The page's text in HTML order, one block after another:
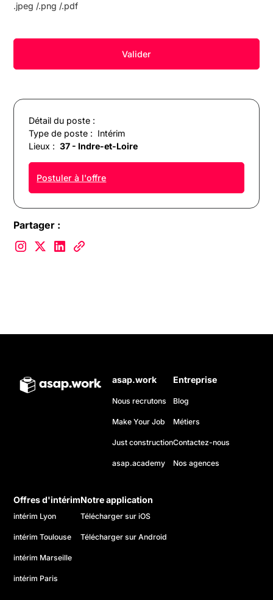
Détail du poste :
Type de poste : Intérim
Lieux : 37 - Indre-et-Loire
Postuler à l'offre
Partager :
.jpeg /.png /.pdf
asap.work
Nous recrutons
Make Your Job
Just construction
asap.academy
Entreprise
Blog
Métiers
Contactez-nous
Nos agences
Offres d'intérim
intérim Lyon
intérim Toulouse
intérim Marseille
intérim Paris
Notre application
Télécharger sur iOS
Télécharger sur Android